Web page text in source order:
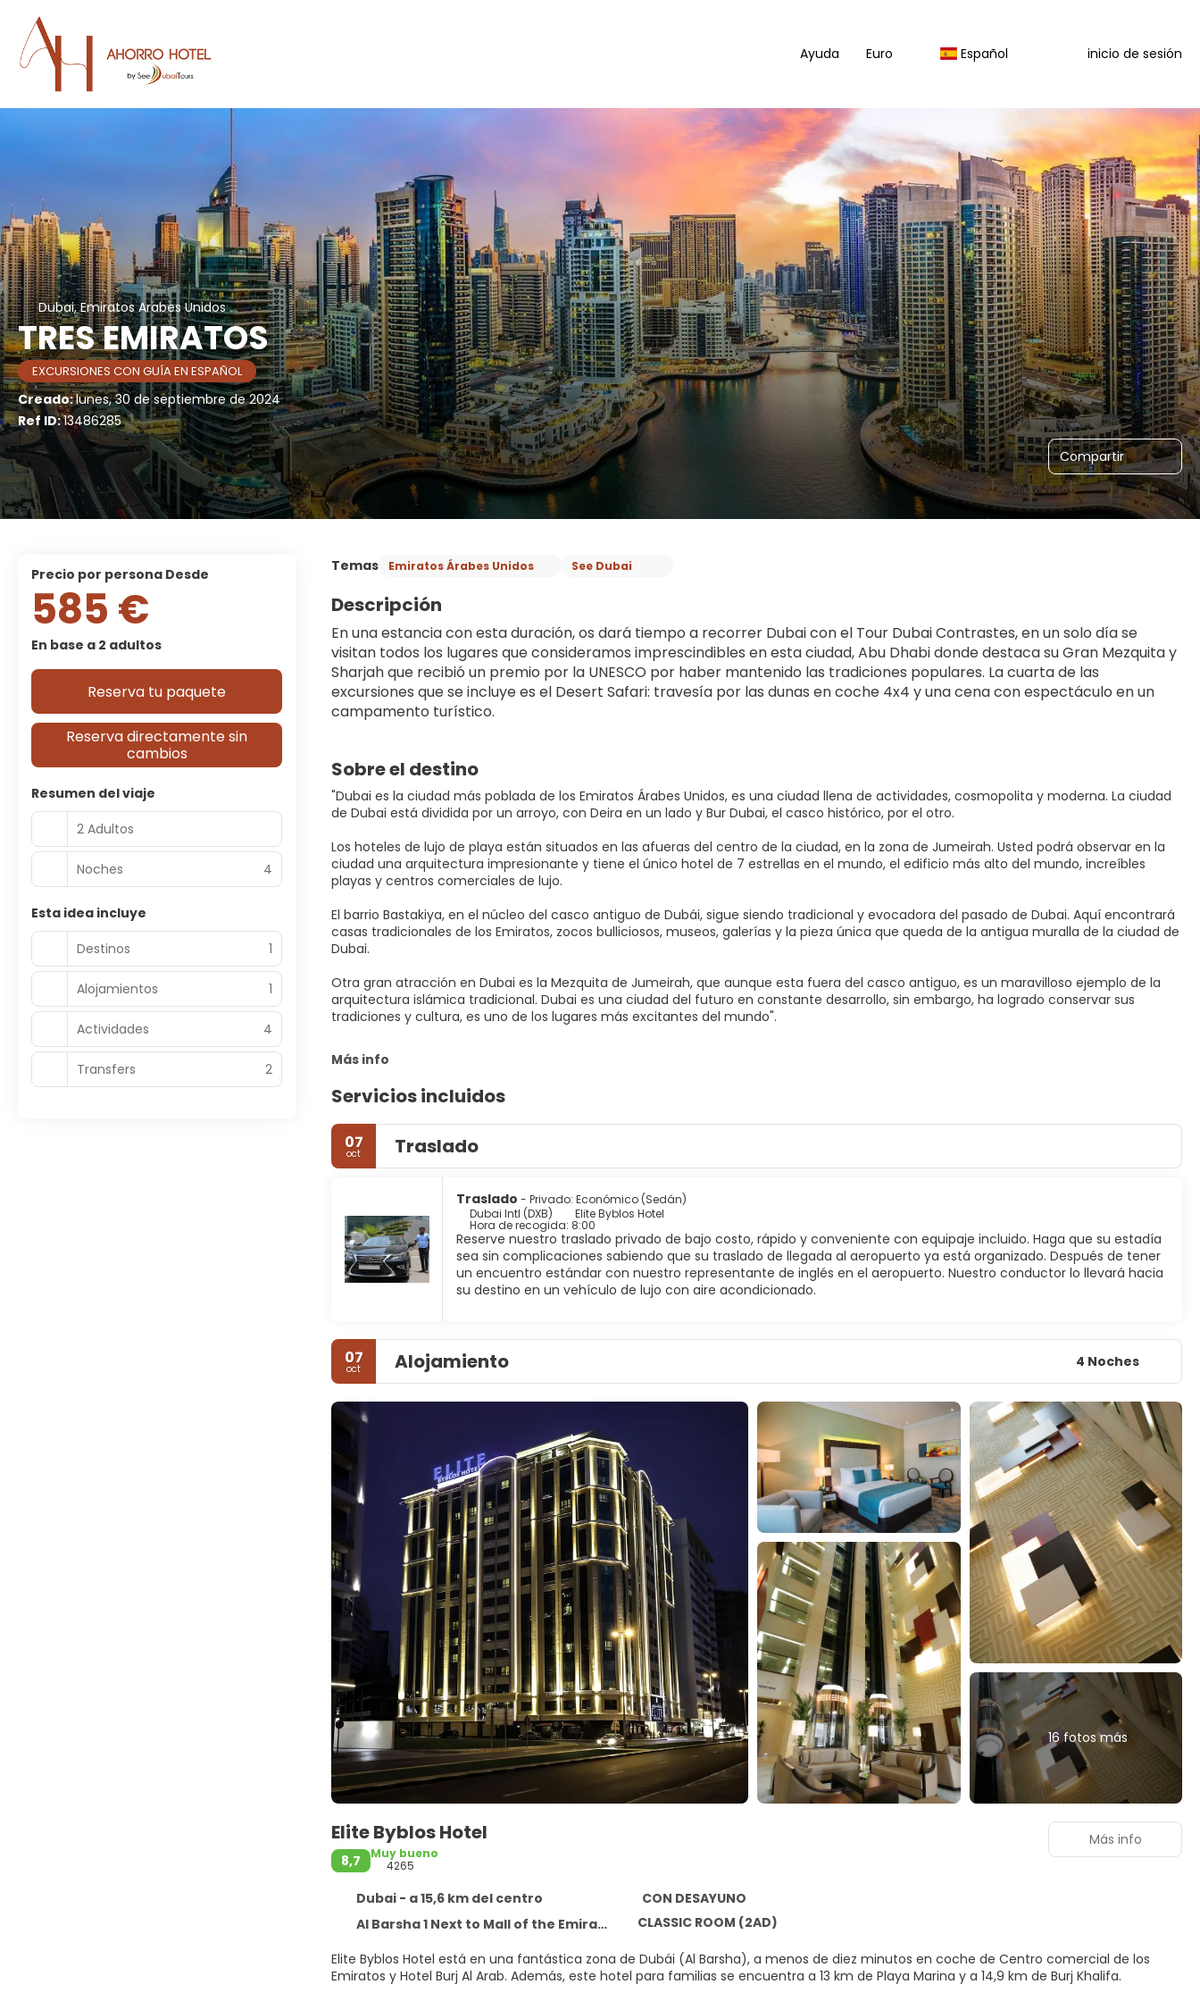
Ayuda Euro Español inicio de sesión
Dubai, Emiratos Arabes Unidos
TRES EMIRATOS
EXCURSIONES CON GUÍA EN ESPAÑOL
Creado:lunes, 30 de septiembre de 2024
Ref ID:13486285
Compartir
Temas Emiratos Árabes Unidos See Dubai
Descripción
En una estancia con esta duración, os dará tiempo a recorrer Dubai con el Tour Dubai Contrastes, en un solo día se
visitan todos los lugares que consideramos imprescindibles en esta ciudad, Abu Dhabi donde destaca su Gran Mezquita y
Sharjah que recibió un premio por la UNESCO por haber mantenido las tradiciones populares. La cuarta de las
excursiones que se incluye es el Desert Safari: travesía por las dunas en coche 4x4 y una cena con espectáculo en un
campamento turístico.
Sobre el destino
"Dubai es la ciudad más poblada de los Emiratos Árabes Unidos, es una ciudad llena de actividades, cosmopolita y moderna. La ciudad
de Dubai está dividida por un arroyo, con Deira en un lado y Bur Dubai, el casco histórico, por el otro.
Los hoteles de lujo de playa están situados en las afueras del centro de la ciudad, en la zona de Jumeirah. Usted podrá observar en la
ciudad una arquitectura impresionante y tiene el único hotel de 7 estrellas en el mundo, el edificio más alto del mundo, increíbles
playas y centros comerciales de lujo.
El barrio Bastakiya, en el núcleo del casco antiguo de Dubái, sigue siendo tradicional y evocadora del pasado de Dubai. Aquí encontrará
casas tradicionales de los Emiratos, zocos bulliciosos, museos, galerías y la pieza única que queda de la antigua muralla de la ciudad de
Dubai.
Otra gran atracción en Dubai es la Mezquita de Jumeirah, que aunque esta fuera del casco antiguo, es un maravilloso ejemplo de la
arquitectura islámica tradicional. Dubai es una ciudad del futuro en constante desarrollo, sin embargo, ha logrado conservar sus
tradiciones y cultura, es uno de los lugares más excitantes del mundo".
Más info
Servicios incluidos
07
oct Traslado
Traslado - Privado: Económico (Sedán)
Dubai Intl (DXB)
Elite Byblos Hotel
Hora de recogida: 8:00
Reserve nuestro traslado privado de bajo costo, rápido y conveniente con equipaje incluido. Haga que su estadía
sea sin complicaciones sabiendo que su traslado de llegada al aeropuerto ya está organizado. Después de tener
un encuentro estándar con nuestro representante de inglés en el aeropuerto. Nuestro conductor lo llevará hacia
su destino en un vehículo de lujo con aire acondicionado.
07
oct Alojamiento 4 Noches
16 fotos más
Elite Byblos Hotel
8,7
Muy bueno
4265
Dubai - a 15,6 km del centro
CON DESAYUNO
Al Barsha 1 Next to Mall of the Emirates, Dubai 390531
CLASSIC ROOM (2AD)
Elite Byblos Hotel está en una fantástica zona de Dubái (Al Barsha), a menos de diez minutos en coche de Centro comercial de los
Emiratos y Hotel Burj Al Arab. Además, este hotel para familias se encuentra a 13 km de Playa Marina y a 14,9 km de Burj Khalifa.
Más info
precio por persona Desde
585 €
En base a 2 adultos
Reserva tu paquete
Reserva directamente sin
cambios
Resumen del viaje
2 Adultos
Noches 4
Esta idea incluye
Destinos
1
Alojamientos 1
Actividades 4
Transfers 2